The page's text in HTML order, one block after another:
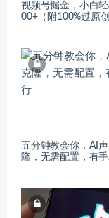
视频号掘金，小白
00+（附100%过原创
五分钟教会你，AI
隆，无需配置，有